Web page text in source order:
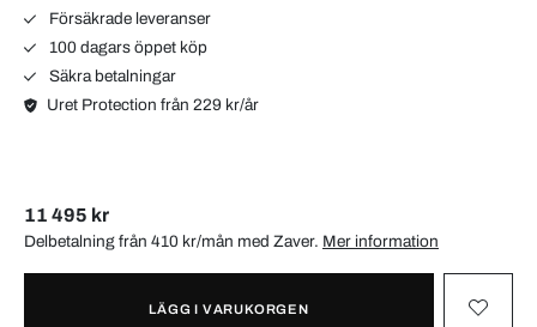
Försäkrade leveranser
100 dagars öppet köp
Säkra betalningar
Uret Protection från 229 kr/år
11 495 kr
Delbetalning från 410 kr/mån med Zaver. Mer information
LÄGG I VARUKORGEN